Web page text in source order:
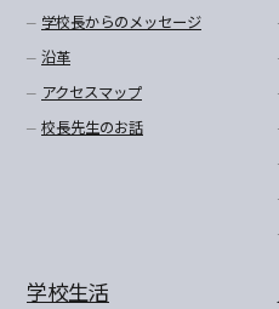
学校長からのメッセージ
沿革
アクセスマップ
校長先生のお話
学校生活